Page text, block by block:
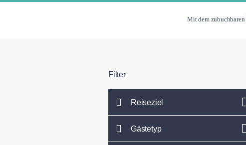
Mit dem zubuchbaren
Filter
Reiseziel
Gästetyp